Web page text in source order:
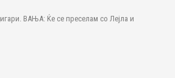
ВАЊА: Ќе се преселам со Лејла и